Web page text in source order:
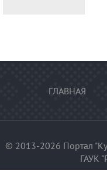
ГЛАВНАЯ
© 2013-2026 Портал
ГАУК